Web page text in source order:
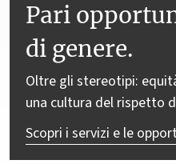
Pari
di genere.
Oltre gli stereotipi:
una cultura del rispetto
Scopri i servizi e le